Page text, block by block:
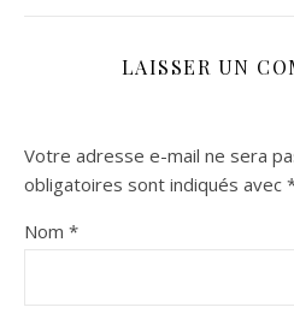
LAISSER UN
Votre adresse e-mail ne sera
obligatoires sont indiqués avec
Nom *